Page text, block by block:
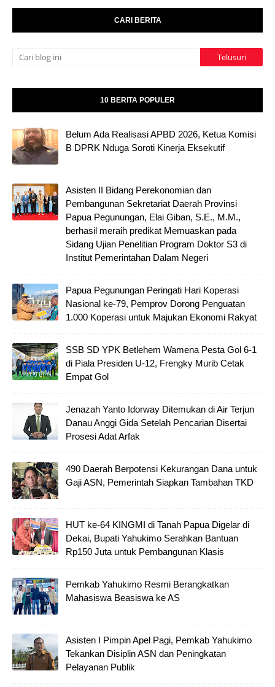
CARI BERITA
10 BERITA POPULER
Belum Ada Realisasi APBD 2026, Ketua Komisi
B DPRK Nduga Soroti Kinerja Eksekutif
Asisten II Bidang Perekonomian dan
Pembangunan Sekretariat Daerah Provinsi
Papua Pegunungan, Elai Giban, S.E., M.M.,
berhasil meraih predikat Memuaskan pada
Sidang Ujian Penelitian Program Doktor S3 di
Institut Pemerintahan Dalam Negeri
Papua Pegunungan Peringati Hari Koperasi
Nasional ke-79, Pemprov Dorong Penguatan
1.000 Koperasi untuk Majukan Ekonomi Rakyat
SSB SD YPK Betlehem Wamena Pesta Gol 6-1
di Piala Presiden U-12, Frengky Murib Cetak
Empat Gol
Jenazah Yanto Idorway Ditemukan di Air Terjun
Danau Anggi Gida Setelah Pencarian Disertai
Prosesi Adat Arfak
490 Daerah Berpotensi Kekurangan Dana untuk
Gaji ASN, Pemerintah Siapkan Tambahan TKD
HUT ke-64 KINGMI di Tanah Papua Digelar di
Dekai, Bupati Yahukimo Serahkan Bantuan
Rp150 Juta untuk Pembangunan Klasis
Pemkab Yahukimo Resmi Berangkatkan
Mahasiswa Beasiswa ke AS
Asisten I Pimpin Apel Pagi, Pemkab Yahukimo
Tekankan Disiplin ASN dan Peningkatan
Pelayanan Publik